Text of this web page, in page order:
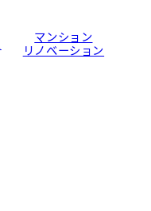
マンション
リノベーション